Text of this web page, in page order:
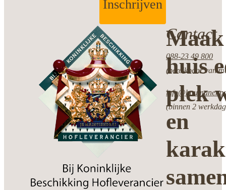
huis
plek
en
Inschrijven
Contact
088-23 49 800
(bereikbaar van
(binnen 2